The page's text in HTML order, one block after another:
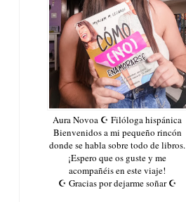
Aura Novoa ☪ Filóloga hispánica
Bienvenidos a mi pequeño rincón
donde se habla sobre todo de libros.
¡Espero que os guste y me
acompañéis en este viaje!
☪ Gracias por dejarme soñar ☪